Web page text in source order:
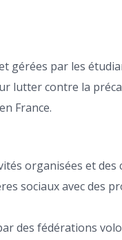
gérées par les
lutter contre la
France.
organisées et
sociaux avec
des fédérations